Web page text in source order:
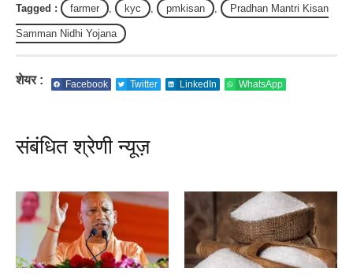
Tagged : farmer kyc pmkisan Pradhan Mantri Kisan
Samman Nidhi Yojana
शेयर : Facebook Twitter LinkedIn WhatsApp
संबंधित श्रेणी न्यूज़